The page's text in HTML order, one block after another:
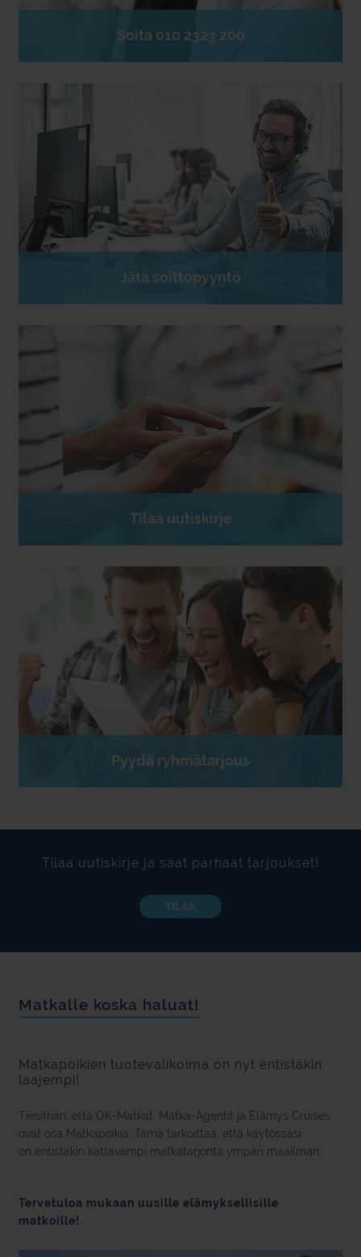
Soita 010 2323 200
Jätä soittopyyntö
Tilaa uutiskirje
Pyydä ryhmätarjous
Tilaa uutiskirje ja saat parhaat tarjoukset!
TILAA
Matkalle koska haluat!
Matkapoikien tuotevalikoima on nyt entistäkin
laajempi!
Tiesithän, että OK-Matkat, Matka-Agentit ja Elämys Cruises
ovat osa Matkapoikia. Tämä tarkoittaa, että käytössäsi
on entistäkin kattavampi matkatarjonta ympäri maailman.
Tervetuloa mukaan uusille elämyksellisille
matkoille!